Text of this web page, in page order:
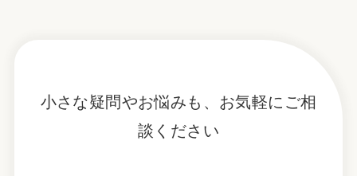
小さな疑問やお悩みも、お気軽にご相
談ください